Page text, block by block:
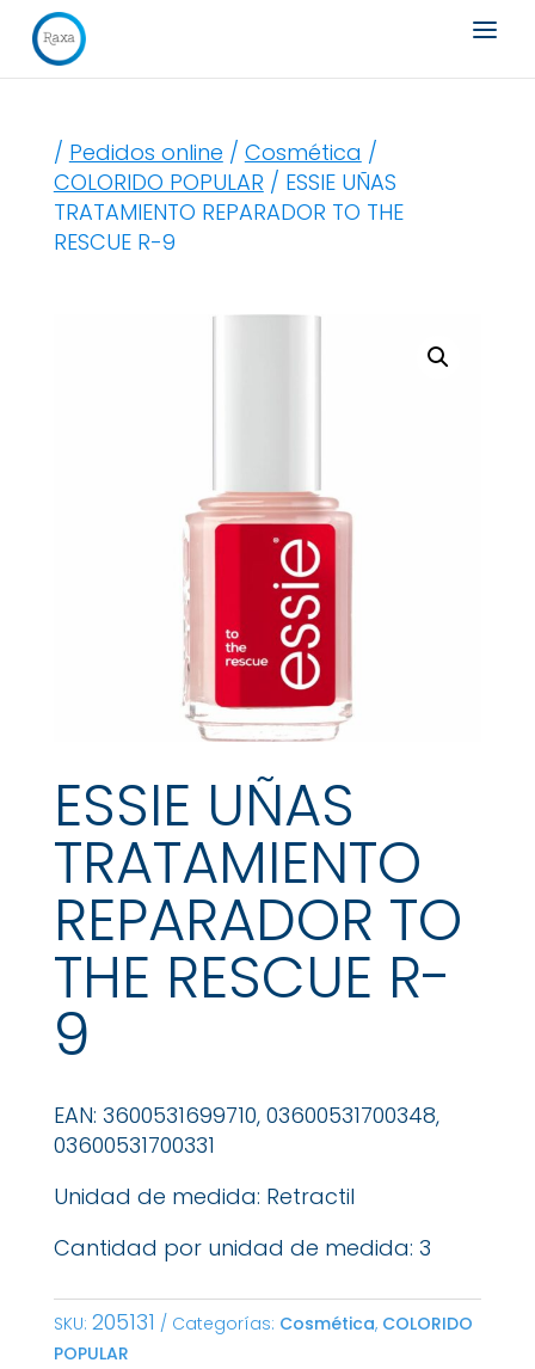
Búsqueda
de
productos
/ Pedidos online / Cosmética /
COLORIDO POPULAR / ESSIE UÑAS
TRATAMIENTO REPARADOR TO THE
RESCUE R-9
ESSIE UÑAS
TRATAMIENTO
REPARADOR TO
THE RESCUE R-
9
EAN: 3600531699710, 03600531700348,
03600531700331
Unidad de medida: Retractil
Cantidad por unidad de medida: 3
SKU: 205131 Categorías: Cosmética, COLORIDO
POPULAR